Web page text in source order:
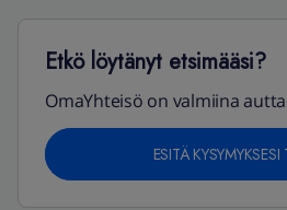
Etkö löytänyt etsimääsi?
OmaYhteisö on valmiina
ESITÄ